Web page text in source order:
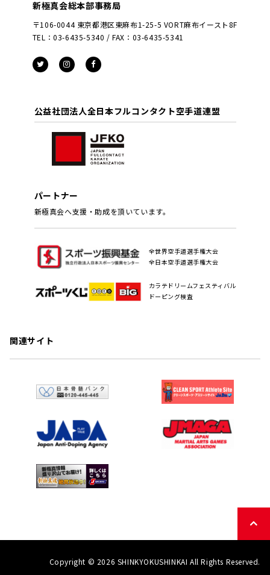
新極真会総本部事務局
〒106-0044 東京都港区東麻布1-25-5 VORT麻布イースト8F
TEL：03-6435-5340 / FAX：03-6435-5341
公益社団法人全日本フルコンタクト空手道連盟
パートナー
新極真会へ支援・助成を頂いています。
全世界空手道選手権大会
全日本空手道選手権大会
カラテドリームフェスティバル
ドーピング検査
関連サイト
Copyright © 2026 SHINKYOKUSHINKAI All Rights Reserved.